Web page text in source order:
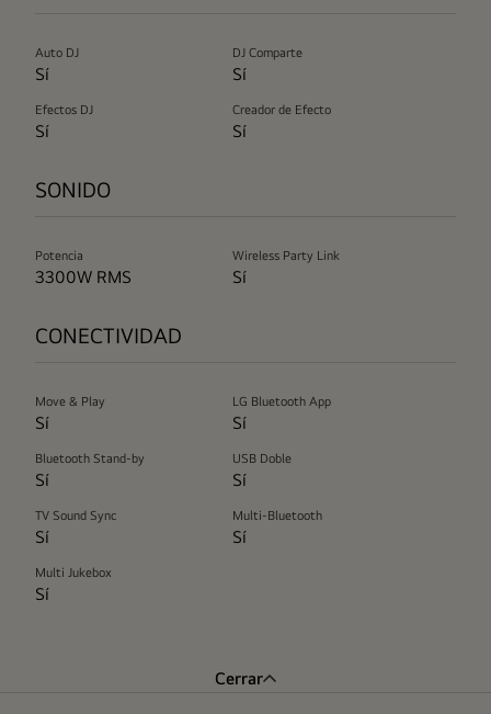
Auto DJ
Sí
DJ Comparte
Sí
Efectos DJ
Sí
Creador de Efecto
Sí
SONIDO
Potencia
3300W RMS
Wireless Party Link
Sí
CONECTIVIDAD
Move & Play
Sí
LG Bluetooth App
Sí
Bluetooth Stand-by
Sí
USB Doble
Sí
TV Sound Sync
Sí
Multi-Bluetooth
Sí
Multi Jukebox
Sí
Cerrar